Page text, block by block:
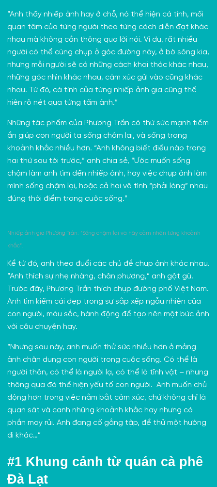
“Anh thấy nhiếp ảnh hay ở chỗ, nó thể hiện cá tính, mối
quan tâm của từng người theo từng cách diễn đạt khác
nhau mà không cần thông qua lời nói. Ví dụ, rất nhiều
người có thể cùng chụp ở góc đường này, ở bờ sông kia,
nhưng mỗi người sẽ có những cách khai thác khác nhau,
những góc nhìn khác nhau, cảm xúc gửi vào cũng khác
nhau. Từ đó, cá tính của từng nhiếp ảnh gia cũng thể
hiện rõ nét qua từng tấm ảnh.”
Những tác phẩm của Phương Trần có thứ sức mạnh tiềm
ẩn giúp con người ta sống chậm lại, và sống trong
khoảnh khắc nhiều hơn. “Anh không biết điều nào trong
hai thứ sau tới trước,” anh chia sẻ, “Ước muốn sống
chậm làm anh tìm đến nhiếp ảnh, hay việc chụp ảnh làm
mình sống chậm lại, hoặc cả hai vô tình “phải lòng” nhau
đúng thời điểm trong cuộc sống.”
Nhiếp ảnh gia Phương Trần: “Sống chậm lại và hãy cảm nhận từng khoảnh
khắc”.
Kể từ đó, anh theo đuổi các chủ đề chụp ảnh khác nhau.
“Anh thích sự nhẹ nhàng, chân phương,” anh gật gù.
Trước đây, Phương Trần thích chụp đường phố Việt Nam.
Anh tìm kiếm cái đẹp trong sự sắp xếp ngẫu nhiên của
con người, màu sắc, hành động để tạo nên một bức ảnh
với câu chuyện hay.
“Nhưng sau này, anh muốn thử sức nhiều hơn ở mảng
ảnh chân dung con người trong cuộc sống. Có thể là
người thân, có thể là người lạ, có thể là tĩnh vật – nhưng
thông qua đó thể hiện yếu tố con người. Anh muốn chủ
động hơn trong việc nắm bắt cảm xúc, chứ không chỉ là
quan sát và canh những khoảnh khắc hay nhưng có
phần may rủi. Anh đang cố gắng tập, để thử một hướng
đi khác…”
#1 Khung cảnh từ quán cà phê
Đà Lạt